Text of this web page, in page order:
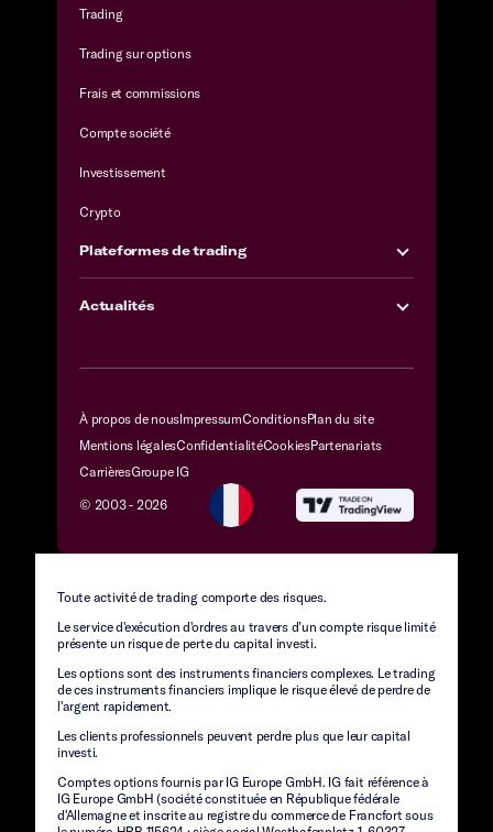
Trading
Trading sur options
Frais et commissions
Compte société
Investissement
Crypto
Plateformes de trading
Actualités
À propos de nousImpressumConditionsPlan du site
Mentions légalesConfidentialitéCookiesPartenariats
CarrièresGroupe IG
© 2003 - 2026
Toute activité de trading comporte des risques.
Le service d'exécution d'ordres au travers d’un compte risque limité
présente un risque de perte du capital investi.
Les options sont des instruments financiers complexes. Le trading
de ces instruments financiers implique le risque élevé de perdre de
l'argent rapidement.
Les clients professionnels peuvent perdre plus que leur capital
investi.
Comptes options fournis par IG Europe GmbH. IG fait référence à
IG Europe GmbH (société constituée en République fédérale
d'Allemagne et inscrite au registre du commerce de Francfort sous